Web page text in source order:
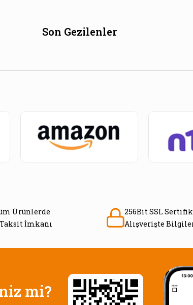
Son Gezilenler
Ürünlerde
İmkanı
256Bit SSL
Alışverişte
mi?